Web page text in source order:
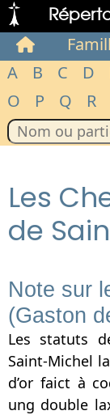
A
B C D
O
P Q R
Les
de
Note sur
(Gaston
Les statuts
Saint-Michel
d’or faict à
ung double